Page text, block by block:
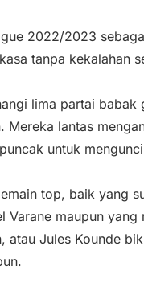
2022/2023
tanpa kekalahan
lima partai
lantas
untuk
top, baik yang
Varane maupun
atau Jules Kounde